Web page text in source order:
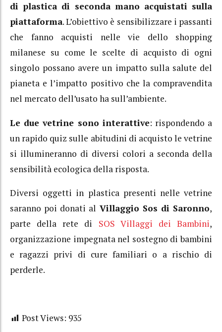
di plastica di seconda mano acquistati sulla
piattaforma. L’obiettivo è sensibilizzare i passanti
che fanno acquisti nelle vie dello shopping
milanese su come le scelte di acquisto di ogni
singolo possano avere un impatto sulla salute del
pianeta e l’impatto positivo che la compravendita
nel mercato dell’usato ha sull’ambiente.
Le due vetrine sono interattive: rispondendo a
un rapido quiz sulle abitudini di acquisto le vetrine
si illumineranno di diversi colori a seconda della
sensibilità ecologica della risposta.
Diversi oggetti in plastica presenti nelle vetrine
saranno poi donati al Villaggio Sos di Saronno,
parte della rete di SOS Villaggi dei Bambini,
organizzazione impegnata nel sostegno di bambini
e ragazzi privi di cure familiari o a rischio di
perderle.
Post Views: 935